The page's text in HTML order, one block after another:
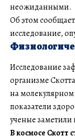
неожиданными.
Об этом
исследование,
Исследование
организме
на
показатели
ученые
В космосе Скотт